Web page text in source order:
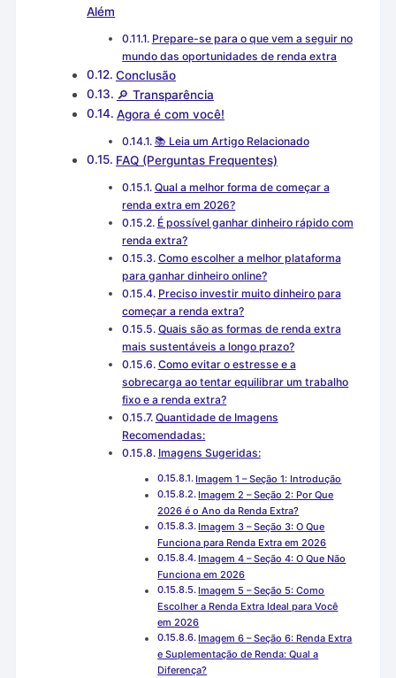
Além
Prepare-se para o que vem a seguir no
mundo das oportunidades de renda extra
Conclusão
🔎 Transparência
Agora é com você!
📚 Leia um Artigo Relacionado
FAQ (Perguntas Frequentes)
Qual a melhor forma de começar a
renda extra em 2026?
É possível ganhar dinheiro rápido com
renda extra?
Como escolher a melhor plataforma
para ganhar dinheiro online?
Preciso investir muito dinheiro para
começar a renda extra?
Quais são as formas de renda extra
mais sustentáveis a longo prazo?
Como evitar o estresse e a
sobrecarga ao tentar equilibrar um trabalho
fixo e a renda extra?
Quantidade de Imagens
Recomendadas:
Imagens Sugeridas:
Imagem 1 – Seção 1: Introdução
Imagem 2 – Seção 2: Por Que
2026 é o Ano da Renda Extra?
Imagem 3 – Seção 3: O Que
Funciona para Renda Extra em 2026
Imagem 4 – Seção 4: O Que Não
Funciona em 2026
Imagem 5 – Seção 5: Como
Escolher a Renda Extra Ideal para Você
em 2026
Imagem 6 – Seção 6: Renda Extra
e Suplementação de Renda: Qual a
Diferença?